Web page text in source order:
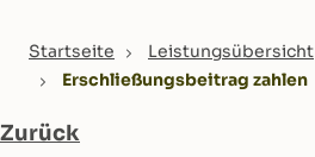
You are here:
Startseite
Leistungsübersicht
Erschließungsbeitrag zahlen
Zurück